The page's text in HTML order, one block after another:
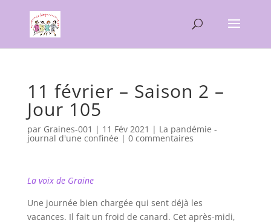
11 février – Saison 2 –
Jour 105
par Graines-001 | 11 Fév 2021 | La pandémie -
journal d'une confinée | 0 commentaires
La voix de Graine
Une journée bien chargée qui sent déjà les
vacances. Il fait un froid de canard. Cet après-midi,